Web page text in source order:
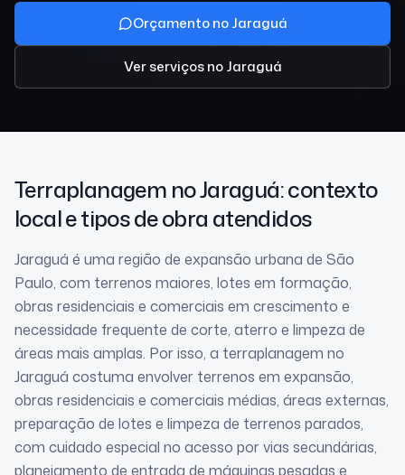
Orçamento no Jaraguá
Ver serviçosno Jaraguá
Terraplanagem no Jaraguá: contexto
local e tipos de obra atendidos
Jaraguá é uma região de expansão urbana de São
Paulo, com terrenos maiores, lotes em formação,
obras residenciais e comerciais em crescimento e
necessidade frequente de corte, aterro e limpeza de
áreas mais amplas. Por isso, a terraplanagem no
Jaraguá costuma envolver terrenos em expansão,
obras residenciais e comerciais médias, áreas externas,
preparação de lotes e limpeza de terrenos parados,
com cuidado especial no acesso por vias secundárias,
planejamento de entrada de máquinas pesadas e